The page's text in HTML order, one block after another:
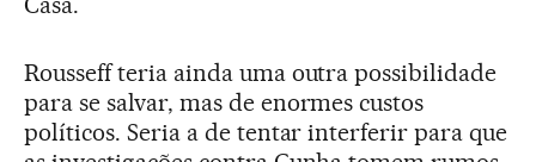
Rousseff teria ainda uma outra possibilidade
para se salvar, mas de enormes custos
políticos. Seria a de tentar interferir para que